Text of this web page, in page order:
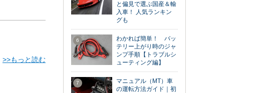
>>もっと読む
と偏見で選ぶ国産＆輸
入車！ 人気ランキン
グも
6
わかれば簡単！ バッ
テリー上がり時のジャ
ンプ手順【トラブルシ
ューティング編】
7
マニュアル（MT）車
の運転方法ガイド｜初